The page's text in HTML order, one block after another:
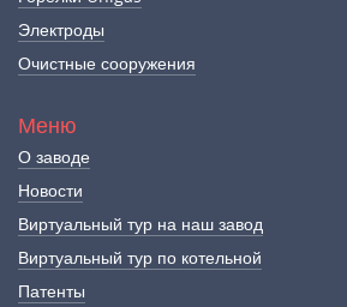
Электроды
Очистные сооружения
Меню
О заводе
Новости
Виртуальный тур на наш завод
Виртуальный тур по котельной
Патенты